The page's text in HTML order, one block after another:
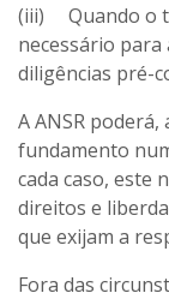
(iii) Quando o
necessário para
diligências pré-
A ANSR
fundamento
cada caso, este
direitos e
que exijam a
Fora das